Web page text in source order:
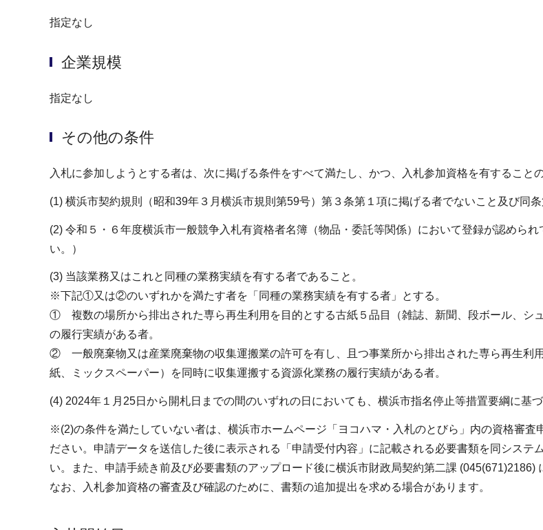
指定なし
企業規模
指定なし
その他の条件
入札に参加しようとする者は、次に掲げる条件をすべて満たし、かつ、入札参加資格を有すること
(1) 横浜市契約規則（昭和39年３月横浜市規則第59号）第３条第１項に掲げる者でないこと及び同
(2) 令和５・６年度横浜市一般競争入札有資格者名簿（物品・委託等関係）において登録が認めら
い。）
(3) 当該業務又はこれと同種の業務実績を有する者であること。
※下記①又は②のいずれかを満たす者を「同種の業務実績を有する者」とする。
① 複数の場所から排出された専ら再生利用を目的とする古紙５品目（雑誌、新聞、段ボール、シ
の履行実績がある者。
② 一般廃棄物又は産業廃棄物の収集運搬業の許可を有し、且つ事業所から排出された専ら再生利
紙、ミックスペーパー）を同時に収集運搬する資源化業務の履行実績がある者。
(4) 2024年１月25日から開札日までの間のいずれの日においても、横浜市指名停止等措置要綱に基
※(2)の条件を満たしていない者は、横浜市ホームページ「ヨコハマ・入札のとびら」内の資格審査
ださい。申請データを送信した後に表示される「申請受付内容」に記載される必要書類を同シス
い。また、申請手続き前及び必要書類のアップロード後に横浜市財政局契約第二課 (045(671)2186)
なお、入札参加資格の審査及び確認のために、書類の追加提出を求める場合があります。